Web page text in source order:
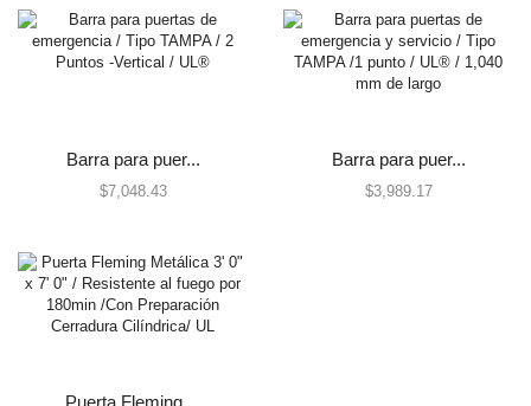
Cercas Eléctricas
Accesorios
Contacto Magnético Cableado
Detectores / Sensores
Activos
Autónomos
Barra para puer...
$7,048.43
Barra para puer...
$3,989.17